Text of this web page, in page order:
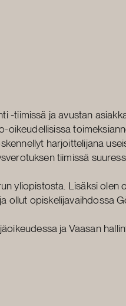
-tiimissä ja avustan
oikeudellisissa
harjoittelijana
tiimissä
yliopistosta. Lisäksi olen
ollut opiskelijavaihdossa
ja Vaasan